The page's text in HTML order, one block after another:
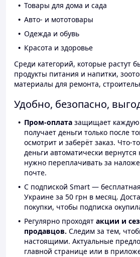
Товары для дома и сада
Авто- и мототовары
Одежда и обувь
Красота и здоровье
Среди категорий, которые растут
продукты питания и напитки,
материалы для ремонта,
Удобно, безопасно,
Пром-оплата защищает каждую
получает деньги только после
осмотрит и заберёт заказ. Что-
деньги автоматически
нужно переплачивать за
почте.
С подпиской Smart —
Украине за 50 грн в месяц.
покупки, чтобы подписка
Регулярно проходят акции и
продавцов. Следим за тем,
настоящими. Актуальные
главной странице или в